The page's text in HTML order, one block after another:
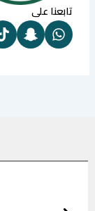
تابعنا على